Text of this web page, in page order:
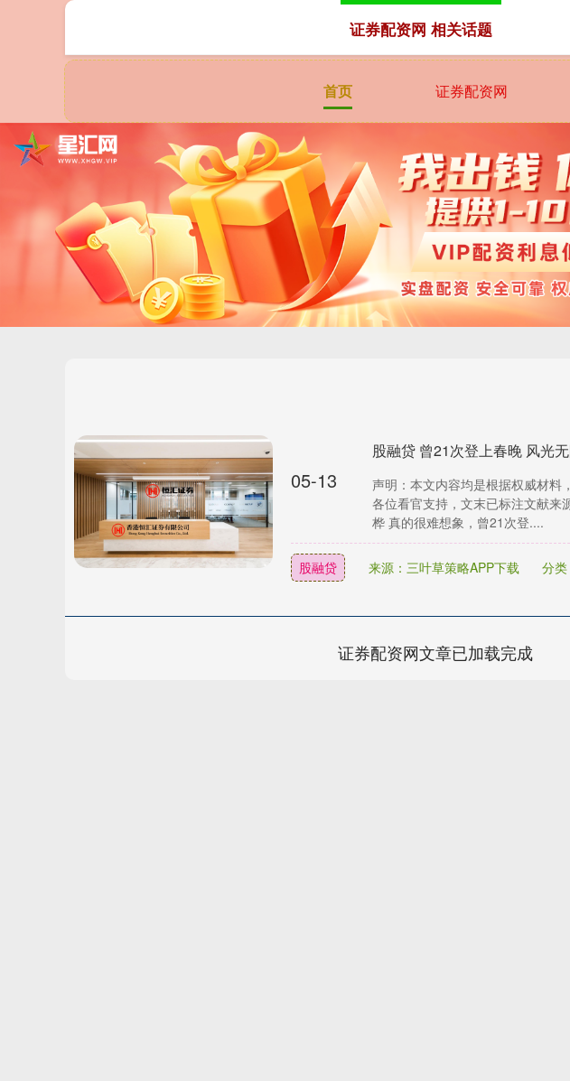
首页 证券配资网
证券配资网 相关话题
05-13
声明：本文内容均是根据权威材料
各位看官支持，文末已标注文献来
桦 真的很难想象，曾21次登....
股融贷 来源：三叶草策略APP下载 分
证券配资网文章已加载完成